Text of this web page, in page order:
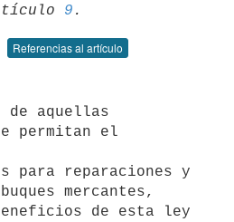
9
Referencias al artículo
permitan el
para reparaciones y
mercantes,
de esta ley